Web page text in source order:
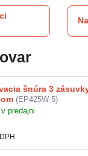
šnúra 3
(EP425W-5)
predajni